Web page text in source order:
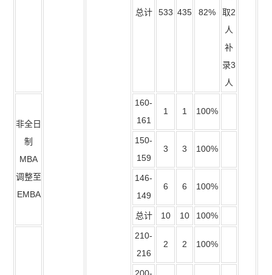
总计 533 435 82%
取2
人
补
录3
人
非全日
制
MBA
调整至
EMBA
160-
161
1 1 100%
150-
159
3 3 100%
146-
149
6 6 100%
总计 10 10 100%
210-
216
2 2 100%